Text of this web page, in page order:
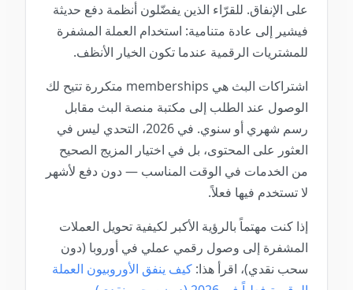
على الإنفاق. للقرّاء الذين يفضّلون أنظمة دفع حديثة
فيشير إلى عادة متنامية: استخدام العملة المشفرة
للمشتريات الرقمية عندما تكون الخيار الأنظف.
اشتراكات البث هي memberships متكررة تتيح لك
الوصول عند الطلب إلى مكتبة منصة البث مقابل
رسم شهري أو سنوي. في 2026، التحدي ليس في
العثور على المحتوى، بل في اختيار المزيج الصحيح
من الخدمات في الوقت المناسب — دون دفع لأشهر
لا تستخدم فيها فعلاً.
إذا كنت مهتماً بالرؤية الأكبر لكيفية تحويل العملات
المشفرة إلى وصول رقمي عملي في أوروبا (دون
سحب نقدي)، اقرأ هذا:كيف ينفق الأوروبيون العملة